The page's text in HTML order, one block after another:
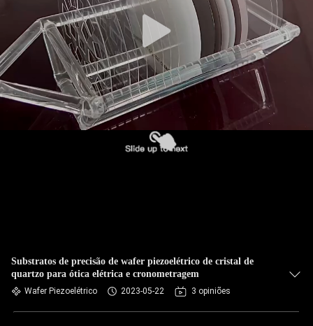
Substratos de precisão de wafer piezoelétrico de cristal de
quartzo para ótica elétrica e cronometragem
Wafer Piezoelétrico 2023-05-22 3 opiniões